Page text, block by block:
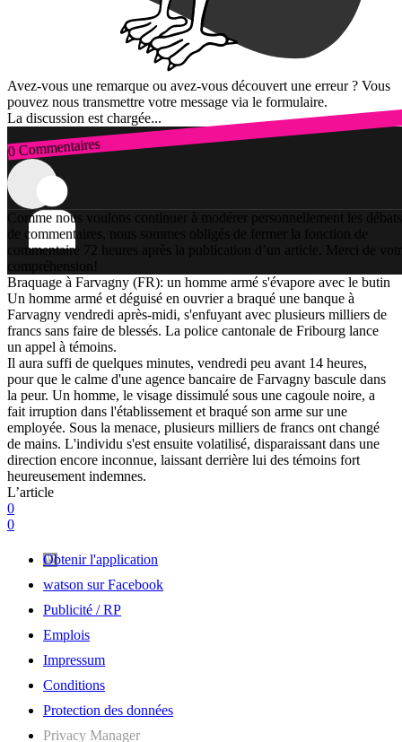
Avez-vous une remarque ou avez-vous découvert une erreur ? Vous
pouvez nous transmettre votre message via le formulaire.
La discussion est chargée...
0 Commentaires
Connexion
Comme nous voulons continuer à modérer personnellement les débats
de commentaires, nous sommes obligés de fermer la fonction de
commentaire 72 heures après la publication d’un article. Merci de
compréhension!
Braquage à Farvagny (FR): un homme armé s'évapore avec le butin
Un homme armé et déguisé en ouvrier a braqué une banque à
Farvagny vendredi après-midi, s'enfuyant avec plusieurs milliers de
francs sans faire de blessés. La police cantonale de Fribourg lance
un appel à témoins.
Il aura suffi de quelques minutes, vendredi peu avant 14 heures,
pour que le calme d'une agence bancaire de Farvagny bascule dans
la peur. Un homme, le visage dissimulé sous une cagoule noire, a
fait irruption dans l'établissement et braqué son arme sur une
employée. Sous la menace, plusieurs milliers de francs ont changé
de mains. L'individu s'est ensuite volatilisé, disparaissant dans une
direction encore inconnue, laissant derrière lui des témoins fort
heureusement indemnes.
L’article
0
0
Obtenir l'application
watson sur Facebook
Publicité / RP
Emplois
Impressum
Conditions
Protection des données
Privacy Manager